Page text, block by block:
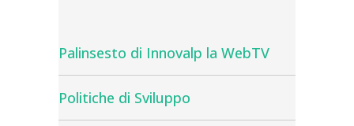
Palinsesto di Innovalp la WebTV
Politiche di Sviluppo